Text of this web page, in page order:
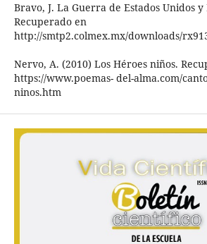
Bravo, J. La Guerra de Estados Unidos y
Recuperado en
http://smtp2.colmex.mx/downloads/
Nervo, A. (2010) Los Héroes niños.
https://www.poemas- del-alma.com/
ninos.htm